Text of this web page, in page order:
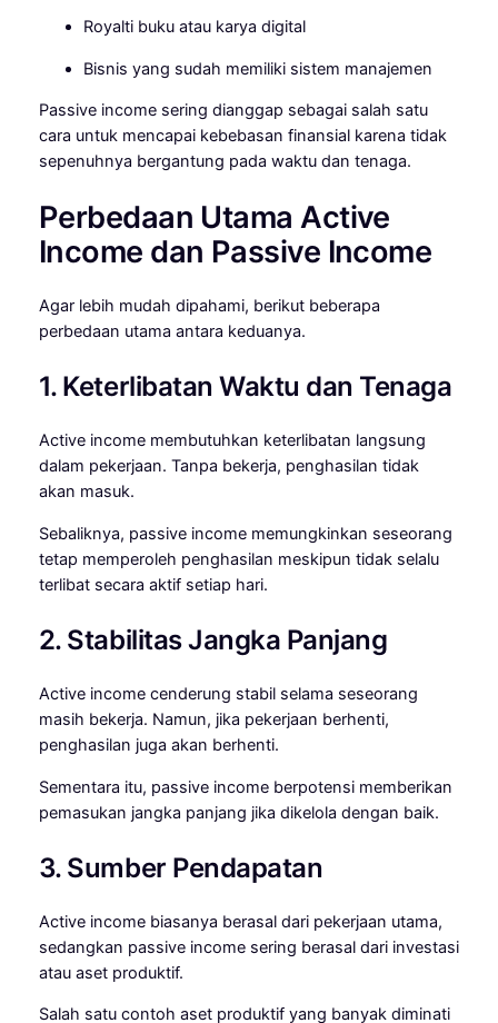
Royalti buku atau karya digital
Bisnis yang sudah memiliki sistem manajemen
Passive income sering dianggap sebagai salah satu
cara untuk mencapai kebebasan finansial karena tidak
sepenuhnya bergantung pada waktu dan tenaga.
Perbedaan Utama Active
Income dan Passive Income
Agar lebih mudah dipahami, berikut beberapa
perbedaan utama antara keduanya.
1. Keterlibatan Waktu dan Tenaga
Active income membutuhkan keterlibatan langsung
dalam pekerjaan. Tanpa bekerja, penghasilan tidak
akan masuk.
Sebaliknya, passive income memungkinkan seseorang
tetap memperoleh penghasilan meskipun tidak selalu
terlibat secara aktif setiap hari.
2. Stabilitas Jangka Panjang
Active income cenderung stabil selama seseorang
masih bekerja. Namun, jika pekerjaan berhenti,
penghasilan juga akan berhenti.
Sementara itu, passive income berpotensi memberikan
pemasukan jangka panjang jika dikelola dengan baik.
3. Sumber Pendapatan
Active income biasanya berasal dari pekerjaan utama,
sedangkan passive income sering berasal dari investasi
atau aset produktif.
Salah satu contoh aset produktif yang banyak diminati